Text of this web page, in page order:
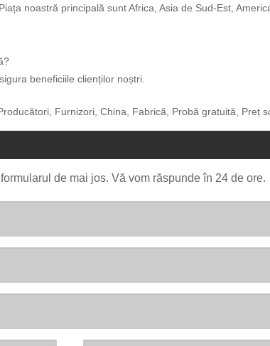
noastră principală sunt Africa, Asia de Sud-Est,
beneficiile clienților noștri.
Furnizori, China, Fabrică, Probă gratuită, Preț
de mai jos. Vă vom răspunde în 24 de ore.